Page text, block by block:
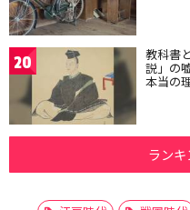
20 教科書
説」の
本当の
ラン